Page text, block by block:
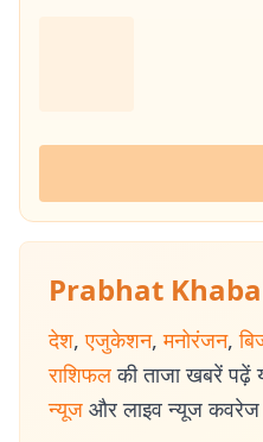
Prabhat
देश, एजुकेशन, मनोरंजन,
राशिफल की ताजा खबरें पढ़ें
न्यूज और लाइव न्यूज कवरेज